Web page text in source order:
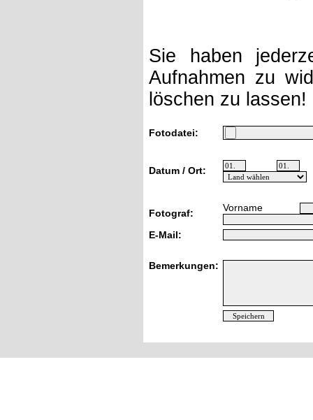
Sie haben
Aufnahmen zu
löschen zu
Fotodatei:
Datum / Ort:
Fotograf: Vorname
E-Mail:
Bemerkungen: